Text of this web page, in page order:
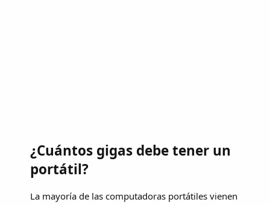
¿Cuántos gigas debe tener un
portátil?
La mayoría de las computadoras portátiles vienen